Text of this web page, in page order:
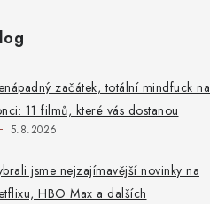
začátek, totální mindfuck na
11 filmů, které vás dostanou
5.8.2026
jsme nejzajímavější novinky na
HBO Max a dalších